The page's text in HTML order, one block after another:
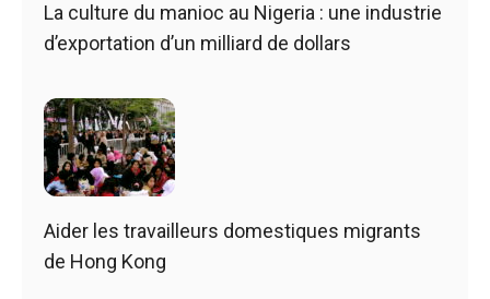
La culture du manioc au Nigeria : une industrie
d’exportation d’un milliard de dollars
Aider les travailleurs domestiques migrants
de Hong Kong